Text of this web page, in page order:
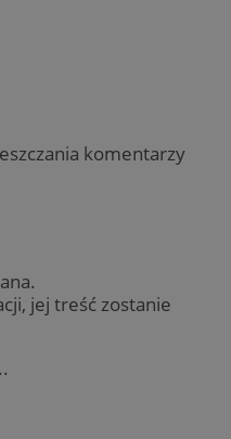
komentarzy
jej treść zostanie